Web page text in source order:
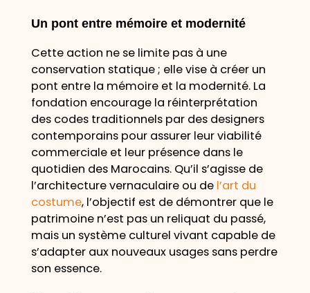
Un pont entre mémoire et modernité
Cette action ne se limite pas à une
conservation statique ; elle vise à créer un
pont entre la mémoire et la modernité. La
fondation encourage la réinterprétation
des codes traditionnels par des designers
contemporains pour assurer leur viabilité
commerciale et leur présence dans le
quotidien des Marocains. Qu’il s’agisse de
l’architecture vernaculaire ou de l’art du
costume, l’objectif est de démontrer que le
patrimoine n’est pas un reliquat du passé,
mais un système culturel vivant capable de
s’adapter aux nouveaux usages sans perdre
son essence.